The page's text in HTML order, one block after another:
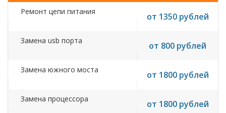
Ремонт цепи питания от 1350 рублей
Замена usb порта от 800 рублей
Замена южного моста от 1800 рублей
Замена процессора от 1800 рублей